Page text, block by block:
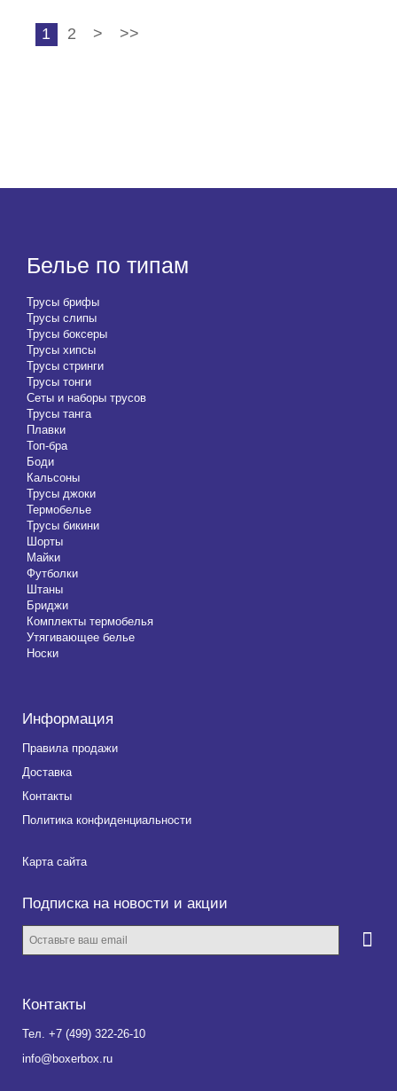
1 2 > >>
Белье по типам
Трусы брифы
Трусы слипы
Трусы боксеры
Трусы хипсы
Трусы стринги
Трусы тонги
Сеты и наборы трусов
Трусы танга
Плавки
Топ-бра
Боди
Кальсоны
Трусы джоки
Термобелье
Трусы бикини
Шорты
Майки
Футболки
Штаны
Бриджи
Комплекты термобелья
Утягивающее белье
Носки
Информация
Правила продажи
Доставка
Контакты
Политика конфиденциальности
Карта сайта
Подписка на новости и акции
Контакты
Тел. +7 (499) 322-26-10
info@boxerbox.ru